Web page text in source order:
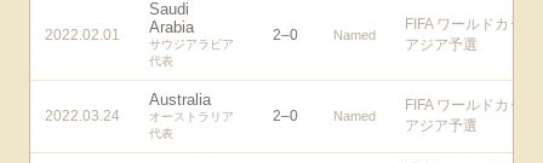
2022.02.01
Saudi
Arabia
サウジアラビア
代表
2–0 Named
FIFA ワールドカップ
アジア予選
2022.03.24
Australia
オーストラリア
代表
2–0 Named
FIFA ワールドカップ
アジア予選